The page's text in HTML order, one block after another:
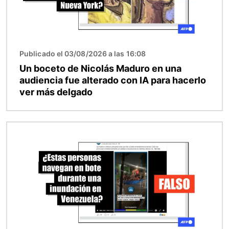
Publicado el 03/08/2026 a las 16:08
Un boceto de Nicolás Maduro en una
audiencia fue alterado con IA para hacerlo
ver más delgado